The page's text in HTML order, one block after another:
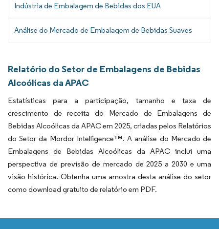
Indústria de Embalagem de Bebidas dos EUA
Análise do Mercado de Embalagem de Bebidas Suaves
Relatório do Setor de Embalagens de Bebidas
Alcoólicas da APAC
Estatísticas para a participação, tamanho e taxa de
crescimento de receita do Mercado de Embalagens de
Bebidas Alcoólicas da APAC em 2025, criadas pelos Relatórios
do Setor da Mordor Intelligence™. A análise do Mercado de
Embalagens de Bebidas Alcoólicas da APAC inclui uma
perspectiva de previsão de mercado de 2025 a 2030 e uma
visão histórica. Obtenha uma amostra desta análise do setor
como download gratuito de relatório em PDF.